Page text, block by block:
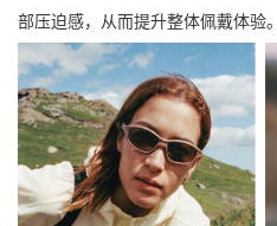
部压迫感，从而提升整体佩戴体验。